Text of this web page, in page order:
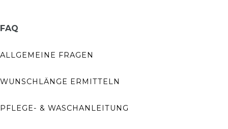
FAQ
ALLGEMEINE FRAGEN
WUNSCHLÄNGE ERMITTELN
PFLEGE- & WASCHANLEITUNG